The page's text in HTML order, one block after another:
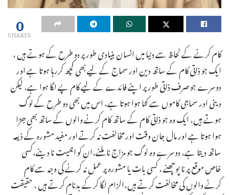
0
SHARES
کام کرنے کے لحاظ سے دنیا میں انسان بنیادی طور پر دو طرح کے ہوتے ہیں ،
ایک جو ذاتی کام کے ساتھ دین اور سماج کے لیے بھی کچھ کررہا ہوتا ہے اور
دوسرے جو صرف ذاتی طور پر اپنے فائدے کے لیے کام پے لگا ہوا ہے، لیکن
دینی اور سماجی کاموں سے کٹا ہوا ہوتا ہے، اس میں بھی دو طرح کے لوگ
ہوتے ہیں، ایک وہ جو ذاتی کام کے ساتھ کام کرنے والوں کے ساتھ بھی جڑا
ہوا ہوتا ہے اور مال جان وقت اور مخالفت نہ کرتے اور مفید مشورہ کے ذیعہ
ساتھ دیتا ہے، دوسرے وہ لوگ جو مزاج نا ملنے،ان کو اہمیت نا دینے،کسی
خاص موقع پر نا پوچھنے ، کسی بات یا مشورہ پر عمل نہ کرنے کی وجہ سے کام
کرنے والوں کی مخالفت کرتے ہیں،الزام لگا کرکے بدنام کرتے ہیں ، حقیقت